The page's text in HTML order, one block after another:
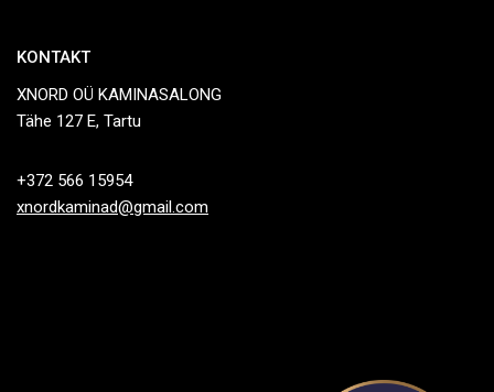
KONTAKT
XNORD OÜ KAMINASALONG
Tähe 127 E, Tartu
+372 566 15954
xnordkaminad@gmail.com